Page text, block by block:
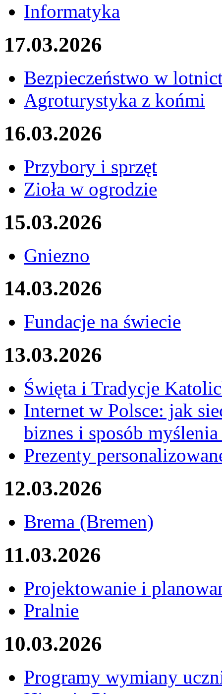
Informatyka
17.03.2026
Bezpieczeństwo w
Agroturystyka z końmi
16.03.2026
Przybory i sprzęt
Zioła w ogrodzie
15.03.2026
Gniezno
14.03.2026
Fundacje na świecie
13.03.2026
Święta i Tradycje
Internet w Polsce: jak
biznes i sposób myślenia
Prezenty
12.03.2026
Brema (Bremen)
11.03.2026
Projektowanie i
Pralnie
10.03.2026
Programy wymiany